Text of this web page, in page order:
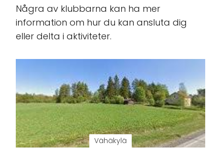
Några av klubbarna kan ha mer
information om hur du kan ansluta dig
eller delta i aktiviteter.
Vähäkylä